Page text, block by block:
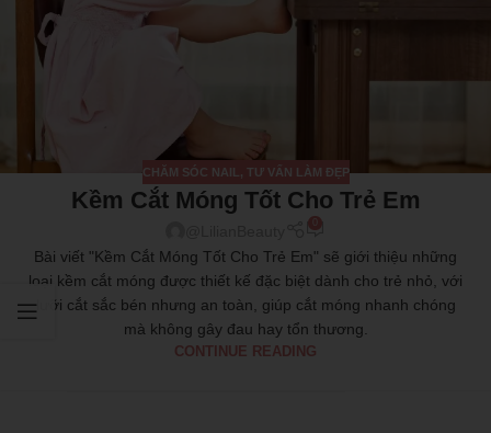
CHĂM SÓC NAIL , TƯ VẤN LÀM ĐẸP
Kềm Cắt Móng Tốt Cho Trẻ Em
Bài viết "Kềm Cắt Móng Tốt Cho Trẻ Em" sẽ giới thiệu những
loại kềm cắt móng được thiết kế đặc biệt dành cho trẻ nhỏ, với
lưỡi cắt sắc bén nhưng an toàn, giúp cắt móng nhanh chóng
mà không gây đau hay tổn thương.
CONTINUE READING